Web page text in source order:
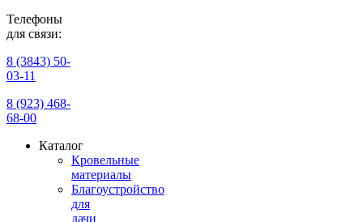
Телефоны
для связи:
8 (3843) 50-
03-11
8 (923) 468-
68-00
Каталог
Кровельные
материалы
Благоустройство
для
дачи